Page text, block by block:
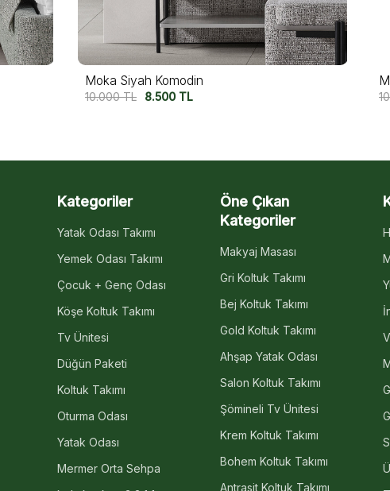
Moka Komodin
10.000TL 8.500 TL
Kategoriler
Yatak Odası Takımı
Yemek Odası Takımı
Çocuk + Genç Odası
Köşe Koltuk Takımı
Tv Ünitesi
Düğün Paketi
Koltuk Takımı
Oturma Odası
Yatak Odası
Mermer Orta Sehpa
Öne Çıkan
Kategoriler
Makyaj Masası
Gri Koltuk Takımı
Bej Koltuk Takımı
Gold Koltuk Takımı
Ahşap Yatak Odası
Salon Koltuk Takımı
Şömineli Tv Ünitesi
Krem Koltuk Takımı
Bohem Koltuk Takımı
Antrasit Koltuk Takımı